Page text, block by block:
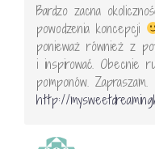
Bardzo zacna
powodzenia koncepcji
ponieważ również z
i inspirować. Obecnie
pomponów. Zapraszam.
http://